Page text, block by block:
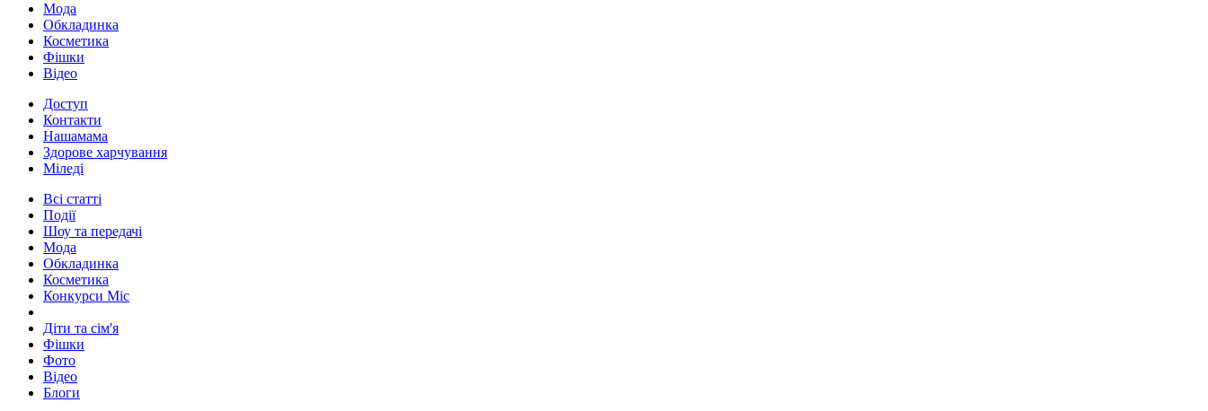
Мода
Обкладинка
Косметика
Фішки
Відео
Доступ
Контакти
Нашамама
Здорове харчування
Міледі
Всі статті
Події
Шоу та передачі
Мода
Обкладинка
Косметика
Конкурси Міс
Діти та сім'я
Фішки
Фото
Відео
Блоги